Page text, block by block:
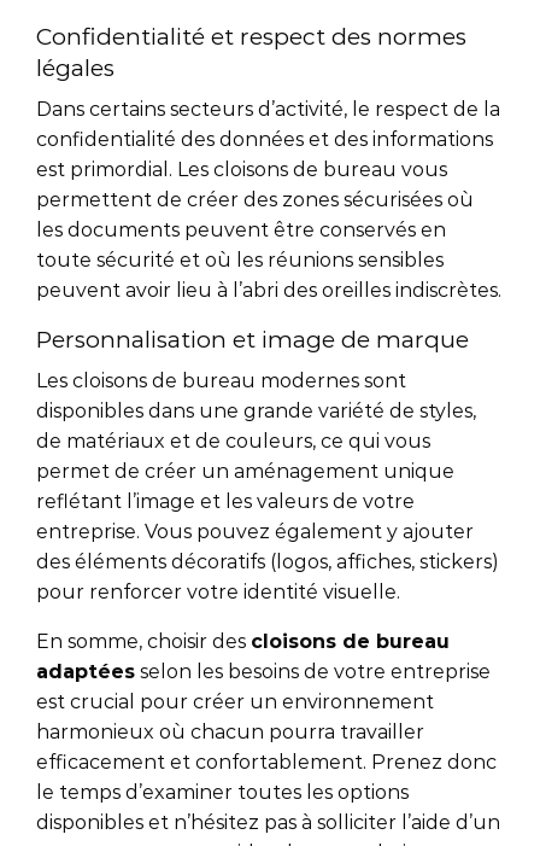
Confidentialité et respect des normes
légales
Dans certains secteurs d’activité, le respect de la
confidentialité des données et des informations
est primordial. Les cloisons de bureau vous
permettent de créer des zones sécurisées où
les documents peuvent être conservés en
toute sécurité et où les réunions sensibles
peuvent avoir lieu à l’abri des oreilles indiscrètes.
Personnalisation et image de marque
Les cloisons de bureau modernes sont
disponibles dans une grande variété de styles,
de matériaux et de couleurs, ce qui vous
permet de créer un aménagement unique
reflétant l’image et les valeurs de votre
entreprise. Vous pouvez également y ajouter
des éléments décoratifs (logos, affiches, stickers)
pour renforcer votre identité visuelle.
En somme, choisir des cloisons de bureau
adaptées selon les besoins de votre entreprise
est crucial pour créer un environnement
harmonieux où chacun pourra travailler
efficacement et confortablement. Prenez donc
le temps d’examiner toutes les options
disponibles et n’hésitez pas à solliciter l’aide d’un